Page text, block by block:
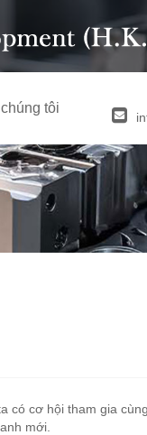
tôi
cơ hội tham gia
mới.